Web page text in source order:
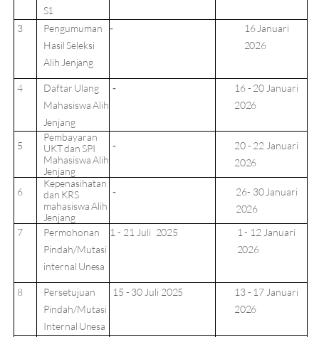
S1
3
Pengumuman
HasilSeleksi
Alih Jenjang
- 16 Januari
2026
4 Daftar Ulang
MahasiswaAlih
Jenjang
- 16- 20 Januari
2026
5
Pembayaran
UKTdanSPI
MahasiswaAlih
Jenjang
- 20- 22 Januari
2026
6
Kepenasihatan
dan KRS
mahasiswaAlih
Jenjang
- 26- 30 Januari
2026
7
Permohonan
Pindah/Mutasi
internal Unesa
1 - 21 Juli 2025 1 - 12 Januari
2026
8
Persetujuan
Pindah/Mutasi
Internal Unesa
15 - 30 Juli 2025 13- 17 Januari
2026